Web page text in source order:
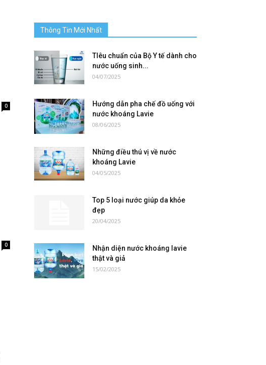
0
0
Thông Tin Mới Nhất
TIêu chuẩn của Bộ Y tế dành cho
nước uống sinh...
04/07/2025
Hướng dẫn pha chế đồ uống với
nước khoáng Lavie
08/06/2025
Những điều thú vị về nước
khoáng Lavie
04/05/2025
Top 5 loại nước giúp da khỏe
đẹp
20/04/2025
Nhận diện nước khoáng lavie
thật và giả
15/02/2025